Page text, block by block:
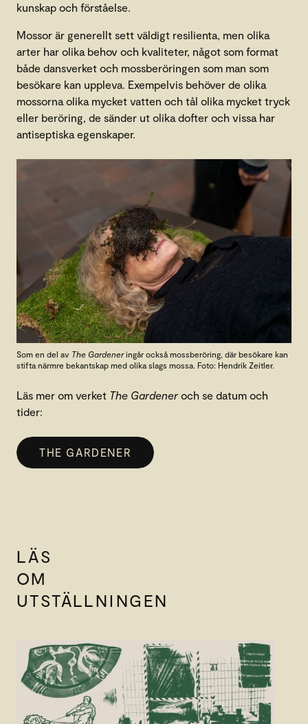
kunskap och förståelse.
Mossor är generellt sett väldigt resilienta, men olika
arter har olika behov och kvaliteter, något som format
både dansverket och mossberöringen som man som
besökare kan uppleva. Exempelvis behöver de olika
mossorna olika mycket vatten och tål olika mycket tryck
eller beröring, de sänder ut olika dofter och vissa har
antiseptiska egenskaper.
Som en del av The Gardeneringår också mossberöring, där besökare kan
stifta närmre bekantskap med olika slags mossa. Foto: Hendrik Zeitler.
Läs mer om verket The Gardeneroch se datum och
tider:
THE GARDENER
LÄS
OM
UTSTÄLLNINGEN